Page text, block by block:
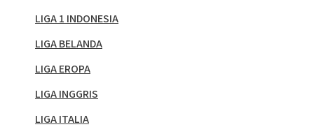
LIGA 1 INDONESIA
LIGA BELANDA
LIGA EROPA
LIGA INGGRIS
LIGA ITALIA